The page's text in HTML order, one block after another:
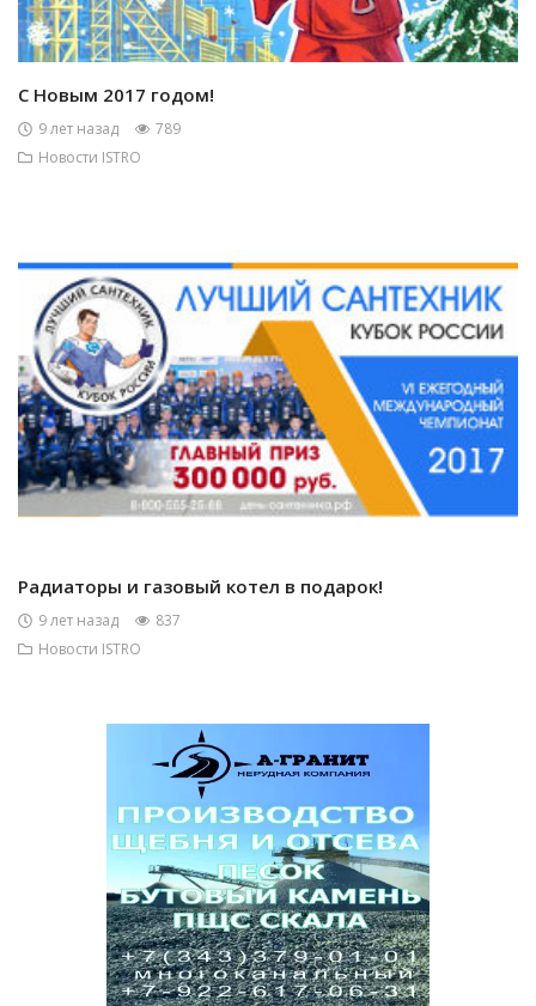
С Новым 2017 годом!
9 лет назад
789
Новости ISTRO
Радиаторы и газовый котел в подарок!
9 лет назад
837
Новости ISTRO